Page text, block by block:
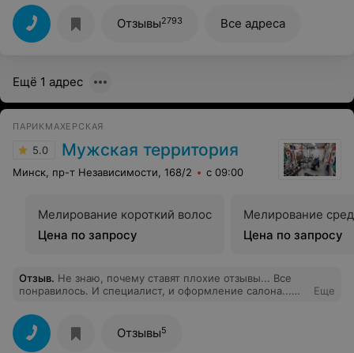
Отзывы2793 Все адреса
Ещё 1 адрес
ПАРИКМАХЕРСКАЯ
5.0 Мужская территория
Минск, пр-т Независимости, 168/2 с 09:00
Мелирование короткий волос
Цена по запросу
Мелирование
Цена по запросу
Отзыв. Не знаю, почему ставят плохие отзывы... Все
понравилось. И специалист, и оформление салона...
Спасибо)
Еще
Отзывы5